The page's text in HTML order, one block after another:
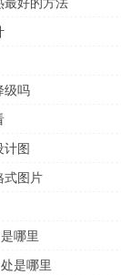
级吗
计图
式图片
哪里
是哪里